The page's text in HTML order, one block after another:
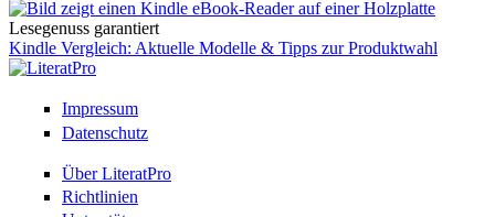
Lesegenuss garantiert
Kindle Vergleich: Aktuelle Modelle & Tipps zur Produktwahl
Impressum
Datenschutz
Über LiteratPro
Richtlinien